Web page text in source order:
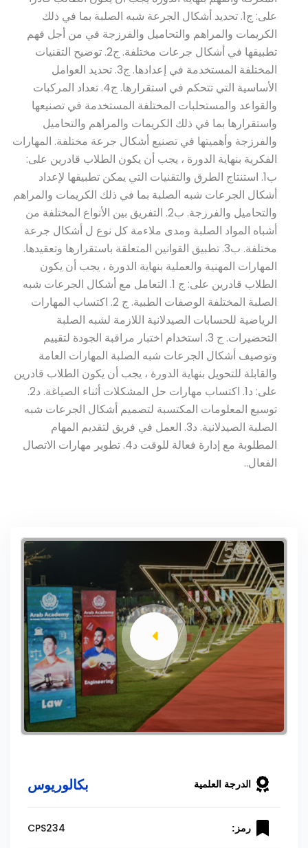
على: ج1. تحديد أشكال الجرعة شبه الصلبة بما في ذلك
الكريمات والمراهم والتحاميل والفرزجة في من أجل فهم
تطبيقها في أشكال جرعات مختلفة. ج2. توضيح التقنيات
المختلفة المستخدمة في إعدادها. ج3. تحديد العوامل
الأساسية التي تتحكم في استقرارها. ج4. تعداد المركبات
والقواعد والمستحلبات المختلفة المستخدمة في تصنيعها
واستقرارها بما في ذلك الكريمات والمراهم والتحاميل
والفرزجة وأهميتها في تصنيع أشكال جرعة مختلفة. المهارات
الفكرية بنهاية الدورة ، يجب أن يكون الطلاب قادرين على:
ب1. استنتاج الطرق والتقنيات التي يمكن تطبيقها لإعداد
أشكال الجرعات شبه الصلبة بما في ذلك الكريمات والمراهم
والتحاميل والفرزجة. ب2. التفريق بين الأنواع المختلفة من
أشباه المواد الصلبة ومدى ملاءمة كل نوع ل أشكال جرعة
مختلفة. ب3. تطبيق القوانين المتعلقة باستقرارها وتعقيدها.
المهارات المهنية والعملية بنهاية الدورة ، يجب أن يكون
الطلاب قادرين على: ج 1. التعامل مع أشكال الجرعات شبه
الصلبة المختلفة الوصفات الطبية. ج 2. اكتساب المهارات
الرياضية للحسابات الصيدلانية اللازمة لشبه الصلبة
التحضيرات. ج 3. استخدام اختبار مراقبة الجودة لتقييم
وتوصيف أشكال الجرعات شبه الصلبة المهارات العامة
والقابلة للتحويل بنهاية الدورة ، يجب أن يكون الطلاب قادرين
على: د1. اكتساب مهارات حل المشكلات أثناء الصياغة. د2.
توسيع المعلومات المكتسبة لتصميم أشكال الجرعات شبه
الصلبة الصيدلانية. د3. العمل في فريق لتقديم المهام
المطلوبة مع إدارة فعالة للوقت د4. تطوير مهارات الاتصال
الفعال..
الدرجة العلمية بكالوريوس
رمز: CPS234